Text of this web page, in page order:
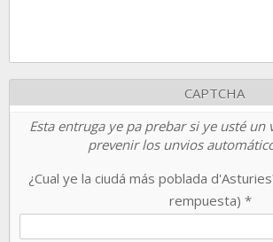
CAPTCHA
Esta entruga ye pa prebar si ye usté un
prevenir los unvios
¿Cual ye la ciudá más poblada
rempuesta) *